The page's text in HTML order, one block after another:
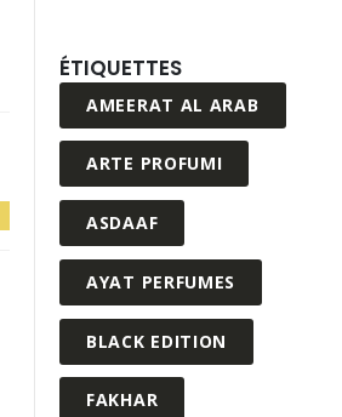
ÉTIQUETTES
AMEERAT AL ARAB
ARTE PROFUMI
ASDAAF
AYAT PERFUMES
BLACK EDITION
FAKHAR